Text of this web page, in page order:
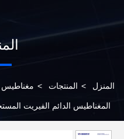
المنزل > المنتجات > مغناطيس
المغناطيس الدائم الفيريت